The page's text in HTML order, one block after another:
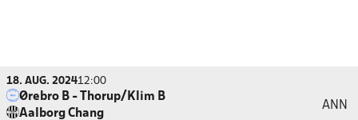
18. AUG. 202412:00
Ørebro B - Thorup/Klim B
Aalborg Chang
ANN